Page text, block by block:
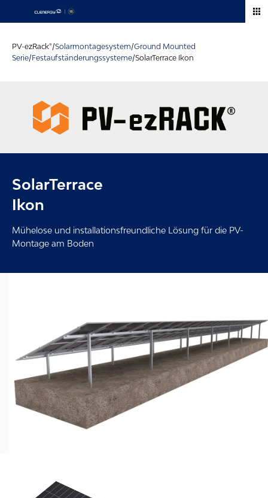
Inhalt
PV-ezRack®/Solarmontagesystem/Ground Mounted
Serie/Festaufständerungssysteme/SolarTerrace Ikon
SolarTerrace
Ikon
Mühelose und installationsfreundliche Lösung für die PV-
Montage am Boden